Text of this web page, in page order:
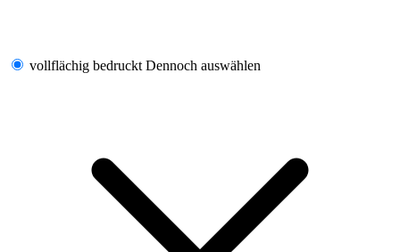
vollflächig bedruckt Dennoch auswählen